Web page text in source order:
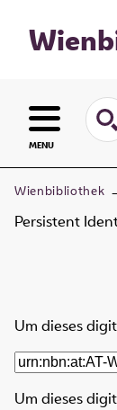
MENU
Wienbibliothek
Persistent
Um dieses
Um dieses